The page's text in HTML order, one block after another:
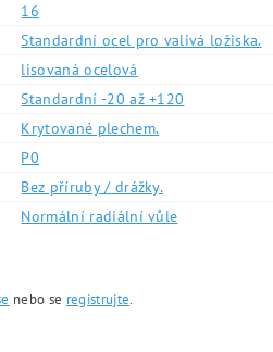
16
Standardní ocel pro valivá ložiska.
lisovaná ocelová
Standardní -20 až +120
Krytované plechem.
P0
Bez příruby / drážky.
Normální radiální vůle
nebo se registrujte.